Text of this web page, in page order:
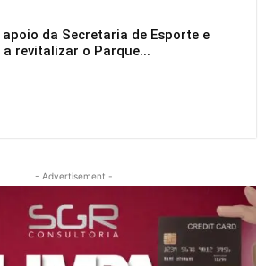
da Secretaria de Esporte e
a revitalizar o Parque...
- Advertisement -